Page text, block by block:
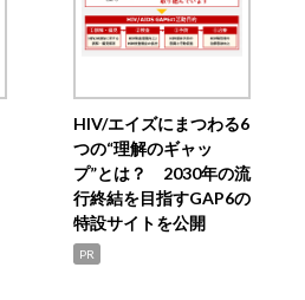
HIV/エイズにまつわる6
つの“理解のギャッ
プ”とは？ 2030年の流
行終結を目指すGAP6の
特設サイトを公開
PR